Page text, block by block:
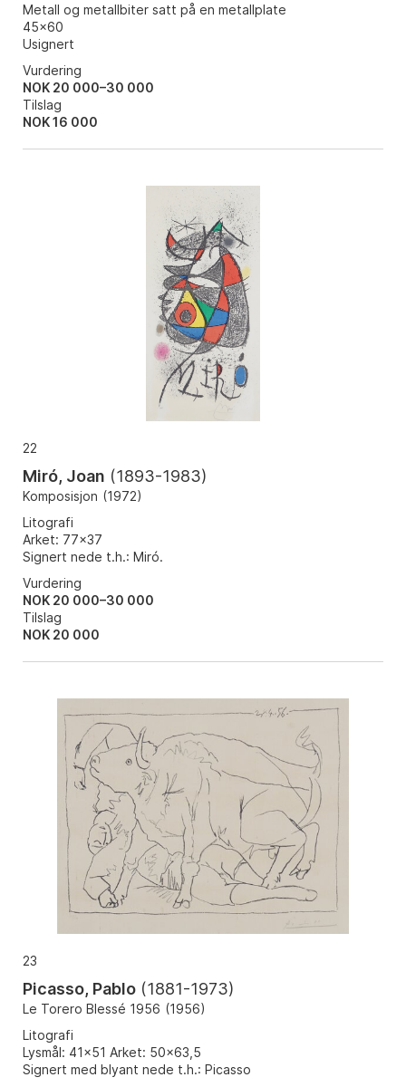
Metall og metallbiter satt på en metallplate
45x60
Usignert
Vurdering
NOK 20 000–30 000
Tilslag
NOK16 000
22
Miró, Joan (1893-1983)
Komposisjon (1972)
Litografi
Arket: 77x37
Signert nede t.h.: Miró.
Vurdering
NOK 20 000–30 000
Tilslag
NOK 20 000
23
Picasso, Pablo (1881-1973)
Le Torero Blessé 1956 (1956)
Litografi
Lysmål: 41x51 Arket: 50x63,5
Signert med blyant nede t.h.: Picasso